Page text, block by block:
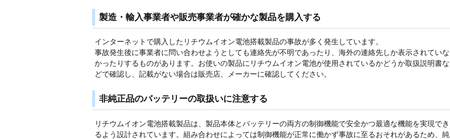
製造・輸入事業者や販売事業者が確かな製品を購入する
インターネットで購入したリチウムイオン電池搭載製品の事故が多く発生しています。
事故発生後に事業者に問い合わせようとしても連絡先が不明であったり、海外の連絡先しか表示されていな
かったりするものがあります。お使いの製品にリチウムイオン電池が使用されているかどうか取扱説明書な
どで確認し、記載がない場合は販売店、メーカーに確認してください。
非純正品のバッテリーの取扱いに注意する
リチウムイオン電池搭載製品は、製品本体とバッテリーの両方の制御機能で安全かつ最適な機能を実現でき
るよう設計されています。組み合わせによっては制御機能が正常に働かず事故に至るおそれがあるため、純